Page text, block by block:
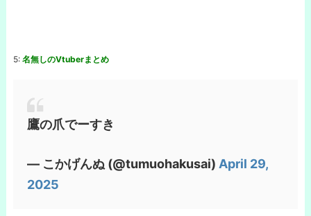
5: 名無しのVtuberまとめ
鷹の爪でーすき
— こかげんぬ (@tumuohakusai) April 29,
2025